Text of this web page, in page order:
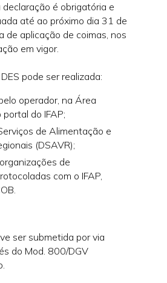
é obrigatória e
até ao próximo dia 31 de
de aplicação de coimas, nos
em vigor.
pode ser realizada:
operador, na Área
do IFAP;
de Alimentação e
(DSAVR);
de
com o IFAP,
ser submetida por via
do Mod. 800/DGV